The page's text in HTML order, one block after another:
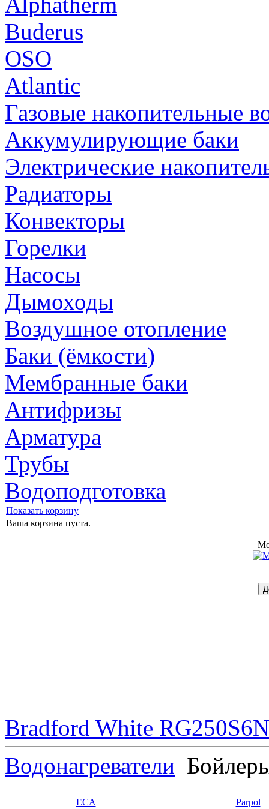
Buderus
OSO
Atlantic
Газовые накопительные
Аккумулирующие баки
Электрические
Радиаторы
Конвекторы
Горелки
Насосы
Дымоходы
Воздушное отопление
Баки (ёмкости)
Мембранные баки
Антифризы
Арматура
Трубы
Водоподготовка
Показать корзину
Ваша корзина пуста.
Bradford White
Водонагреватели
ECA Parpol